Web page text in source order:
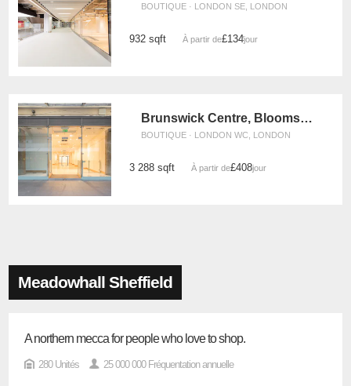
BOUTIQUE · LONDON SE, LONDON
932 sqft À partir de£134/jour
Brunswick Centre, Bloomsbury - Unit 8
BOUTIQUE · LONDON WC, LONDON
3 288 sqft À partir de£408/jour
Meadowhall Sheffield
A northern mecca for people who love to shop.
280 Unités 25 000 000 Fréquentation annuelle